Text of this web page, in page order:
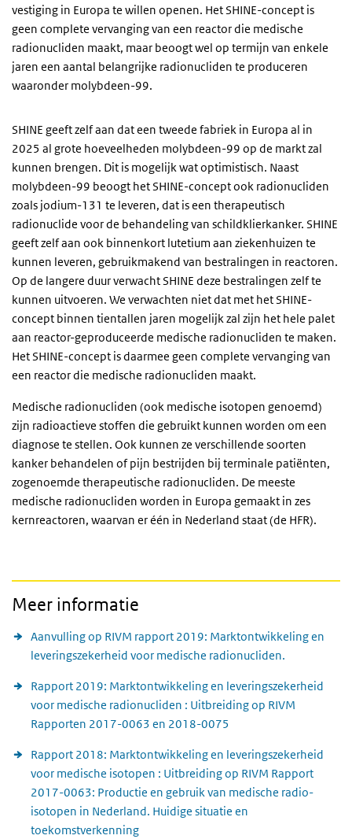
vestiging in Europa te willen openen. Het SHINE-concept is
geen complete vervanging van een reactor die medische
radionucliden maakt, maar beoogt wel op termijn van enkele
jaren een aantal belangrijke radionucliden te produceren
waaronder molybdeen-99.
SHINE geeft zelf aan dat een tweede fabriek in Europa al in
2025 al grote hoeveelheden molybdeen-99 op de markt zal
kunnen brengen. Dit is mogelijk wat optimistisch. Naast
molybdeen-99 beoogt het SHINE-concept ook radionucliden
zoals jodium-131 te leveren, dat is een therapeutisch
radionuclide voor de behandeling van schildklierkanker. SHINE
geeft zelf aan ook binnenkort lutetium aan ziekenhuizen te
kunnen leveren, gebruikmakend van bestralingen in reactoren.
Op de langere duur verwacht SHINE deze bestralingen zelf te
kunnen uitvoeren. We verwachten niet dat met het SHINE-
concept binnen tientallen jaren mogelijk zal zijn het hele palet
aan reactor-geproduceerde medische radionucliden te maken.
Het SHINE-concept is daarmee geen complete vervanging van
een reactor die medische radionucliden maakt.
Medische radionucliden (ook medische isotopen genoemd)
zijn radioactieve stoffen die gebruikt kunnen worden om een
diagnose te stellen. Ook kunnen ze verschillende soorten
kanker behandelen of pijn bestrijden bij terminale patiënten,
zogenoemde therapeutische radionucliden. De meeste
medische radionucliden worden in Europa gemaakt in zes
kernreactoren, waarvan er één in Nederland staat (de HFR).
Meer informatie
Aanvulling op RIVM rapport 2019: Marktontwikkeling en
leveringszekerheid voor medische radionucliden.
Rapport 2019: Marktontwikkeling en leveringszekerheid
voor medische radionucliden : Uitbreiding op RIVM
Rapporten 2017-0063 en 2018-0075
Rapport 2018: Marktontwikkeling en leveringszekerheid
voor medische isotopen : Uitbreiding op RIVM Rapport
2017-0063: Productie en gebruik van medische radio-
isotopen in Nederland. Huidige situatie en
toekomstverkenning